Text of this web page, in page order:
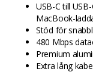
USB-C till
MacBook-
Stöd för
480 Mbps
Premium
Extra lång